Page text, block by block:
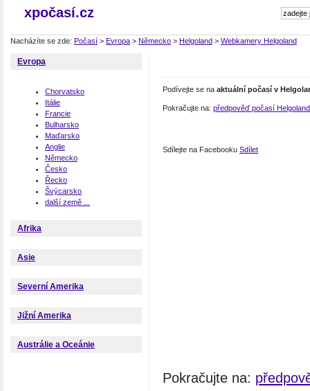
xpočasí.cz
Nacházíte se zde: Počasí > Evropa > Německo > Helgoland > Webkamery Helgoland
Evropa
Chorvatsko
Itálie
Francie
Bulharsko
Maďarsko
Anglie
Německo
Česko
Řecko
Švýcarsko
další země ...
Afrika
Asie
Severní Amerika
Jižní Amerika
Austrálie a Oceánie
Podívejte se na aktuální počasí v
Pokračujte na: předpověď počasí Helgoland
Sdílejte na Facebooku Sdílet
Pokračujte na: